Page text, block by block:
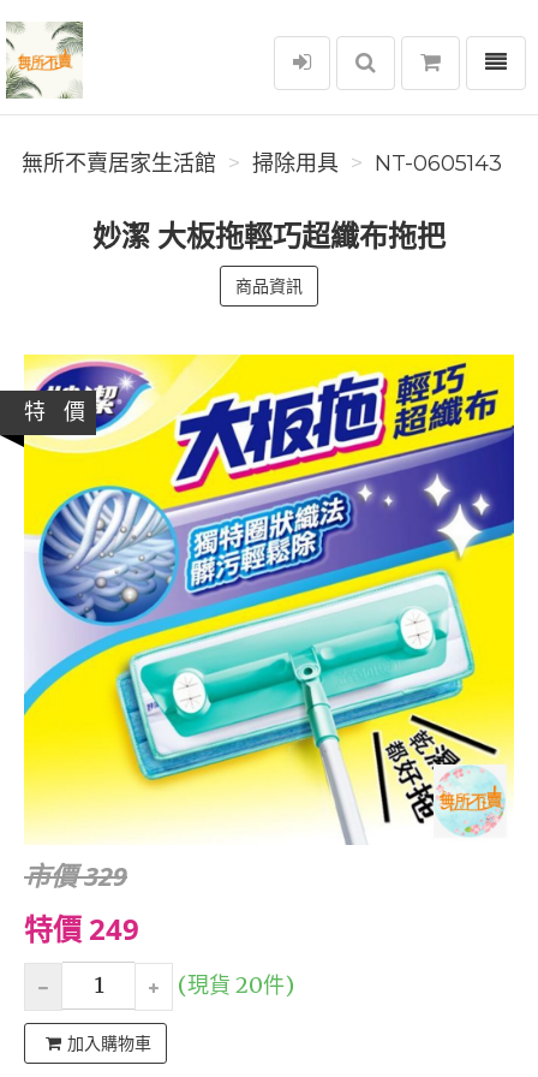
無所不賣居家生活館
選單
無所不賣居家生活館 掃除用具 NT-0605143
妙潔 大板拖輕巧超纖布拖把
商品資訊
特 價
市價 329
特價 249
(現貨 20件)
加入購物車